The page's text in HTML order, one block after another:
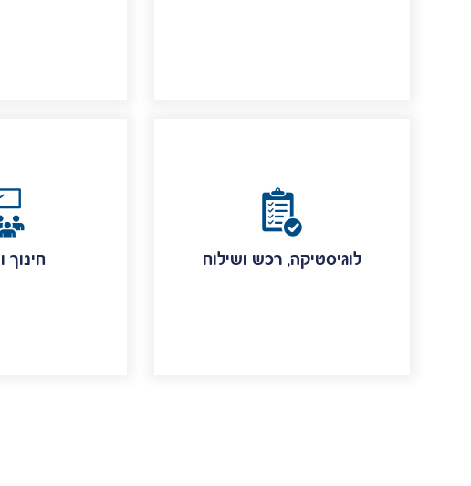
חינוך לוגיסטיקה, רכש ושילוח